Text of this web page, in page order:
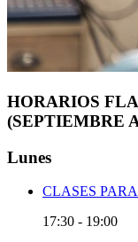
HORARIOS
(SEPTIEMBRE
Lunes
CLASES
17:30 - 19:00